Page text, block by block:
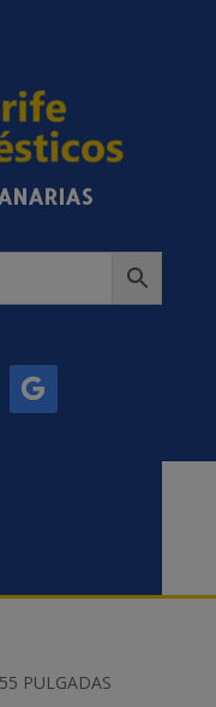
PULGADAS